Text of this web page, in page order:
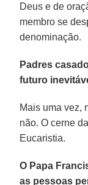
Deus e de
membro se
denominação.
Padres
futuro
Mais uma vez,
não. O cerne
Eucaristia.
O Papa
as pessoas